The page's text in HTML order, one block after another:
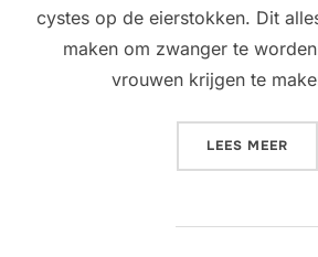
cystes op de eierstokken. Dit
maken om zwanger te
vrouwen krijgen te
LEES MEER